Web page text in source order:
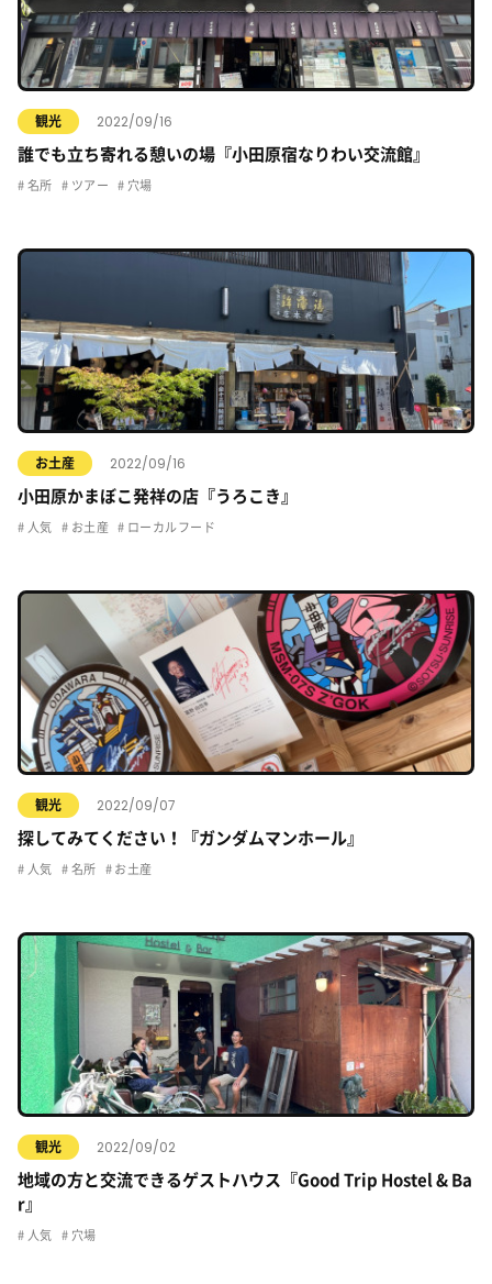
観光 2022/09/16
誰でも立ち寄れる憩いの場『小田原宿なりわい交流館』
名所 ツアー 穴場
お土産 2022/09/16
小田原かまぼこ発祥の店『うろこき』
人気 お土産 ローカルフード
観光 2022/09/07
探してみてください！『ガンダムマンホール』
人気 名所 お土産
観光 2022/09/02
地域の方と交流できるゲストハウス『Good Trip Hostel & Ba
r』
人気 穴場